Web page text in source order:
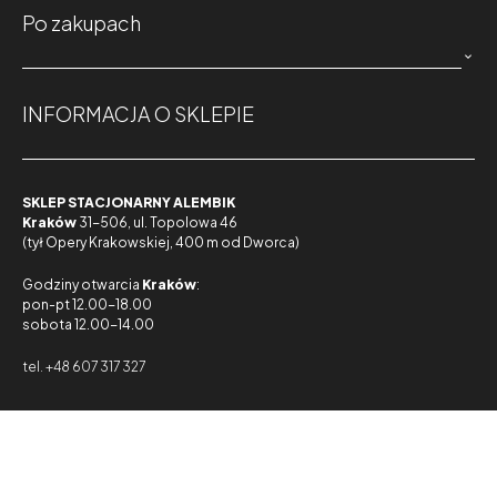
Po zakupach

INFORMACJA O SKLEPIE
SKLEP STACJONARNY ALEMBIK
Kraków 31-506, ul. Topolowa 46
(tył Opery Krakowskiej, 400 m od Dworca)
Godziny otwarcia Kraków:
pon-pt 12.00-18.00
sobota 12.00-14.00
tel. +48 607 317 327